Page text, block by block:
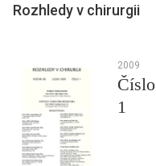
Rozhledy v chirurgii
2009
Číslo
1